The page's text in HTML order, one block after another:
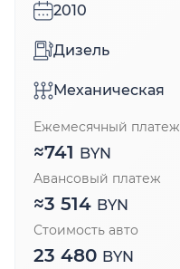
2010
Дизель
Механическая
Ежемесячный платеж
≈741 BYN
Авансовый платеж
≈3 514 BYN
Стоимость авто
23 480 BYN